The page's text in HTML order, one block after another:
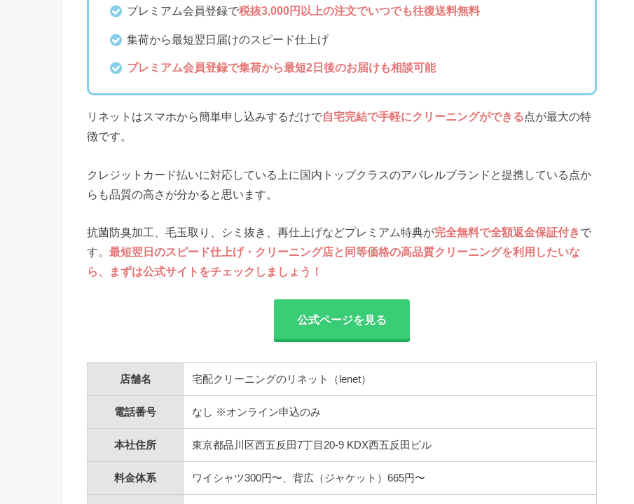
プレミアム会員登録で税抜3,000円以上の注文でいつでも往復送料無料
集荷から最短翌日届けのスピード仕上げ
プレミアム会員登録で集荷から最短2日後のお届けも相談可能
リネットはスマホから簡単申し込みするだけで自宅完結で手軽にクリーニングができる点が最大の特
徴です。
クレジットカード払いに対応している上に国内トップクラスのアパレルブランドと提携している点か
らも品質の高さが分かると思います。
抗菌防臭加工、毛玉取り、シミ抜き、再仕上げなどプレミアム特典が完全無料で全額返金保証付きで
す。 最短翌日のスピード仕上げ・クリーニング店と同等価格の高品質クリーニングを利用したいな
ら、まずは公式サイトをチェックしましょう！
公式ページを見る
店舗名 宅配クリーニングのリネット（lenet）
電話番号 なし ※オンライン申込のみ
本社住所 東京都品川区西五反田7丁目20-9 KDX西五反田ビル
料金体系 ワイシャツ300円〜、背広（ジャケット）665円〜